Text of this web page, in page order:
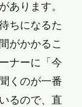
あります。
ちになるた
がかかるこ
ナーに「今
くのが一番
るので、直